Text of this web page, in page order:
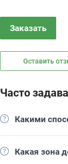
Заказать
Оставить
Часто
Какими
Какая зона